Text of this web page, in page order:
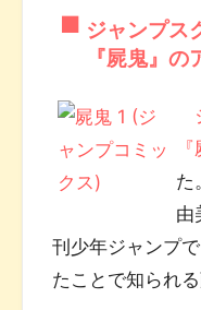
ジャンプス
『屍鬼』の
た
由
刊少年ジャンプ
たことで知られ